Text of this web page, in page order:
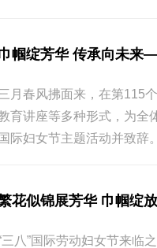
帼绽芳华 传承向未来
月春风拂面来，在第115
育讲座等多种形式，为
国际妇女节主题活动并致辞
花似锦展芳华 巾帼绽
三八”国际劳动妇女节来临